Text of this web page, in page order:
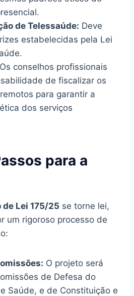
de Telessaúde: Deve
estabelecidas pela Lei
Os conselhos profissionais
de fiscalizar os
para garantir a
dos serviços
para a
de Lei 175/25 se torne lei,
um rigoroso processo de
O projeto será
de Defesa do
Saúde, e de Constituição e